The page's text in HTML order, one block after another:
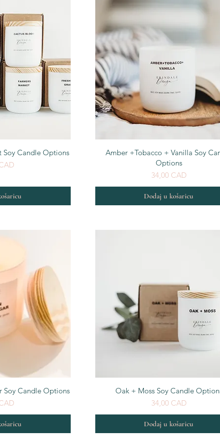
Soy Candle Options
Brzi pregled
Amber +Tobacco + Vanilla Soy
Options
Cijena
34,00 CAD
Dodaj u košaricu
Soy Candle Options
Brzi pregled
Oak + Moss Soy Candle
Cijena
34,00 CAD
Dodaj u košaricu